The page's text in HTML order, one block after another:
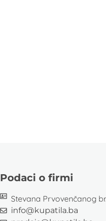
Podaci o firmi
Stevana Prvovenčanog
info@kupatila.ba